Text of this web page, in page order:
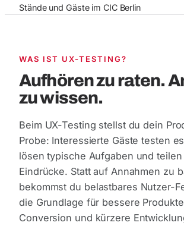
WAS IST UX-TESTING?
Aufhören zu raten.
zu wissen.
Beim UX-Testing stellst du dein
Probe: Interessierte Gäste testen
lösen typische Aufgaben und teilen
Eindrücke. Statt auf Annahmen zu
bekommst du belastbares Nutzer-
die Grundlage für bessere
Conversion und kürzere